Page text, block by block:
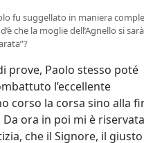
fu suggellato in maniera
che la moglie dell’Agnello si sarà
prove, Paolo stesso poté
l’eccellente
corso la corsa sino alla
ora in poi mi è
che il Signore, il